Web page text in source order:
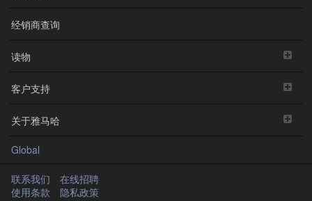
经销商查询
读物
客户支持
关于雅马哈
Global
联系我们
在线招聘
使用条款
隐私政策